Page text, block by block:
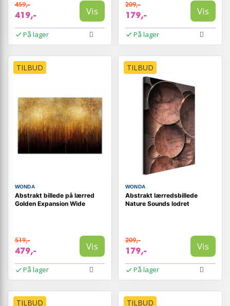
459,-
419,- Vis
På lager
209,-
179,- Vis
På lager
TILBUD
WONDA
Abstrakt billede på lærred
Golden Expansion Wide
519,-
479,- Vis
På lager
TILBUD
WONDA
Abstrakt lærredsbillede
Nature Sounds lodret
209,-
179,- Vis
På lager
TILBUD TILBUD